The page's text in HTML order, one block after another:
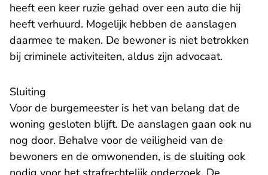
heeft een keer ruzie gehad over een auto die hij
heeft verhuurd. Mogelijk hebben de aanslagen
daarmee te maken. De bewoner is niet betrokken
bij criminele activiteiten, aldus zijn advocaat.
Sluiting
Voor de burgemeester is het van belang dat de
woning gesloten blijft. De aanslagen gaan ook nu
nog door. Behalve voor de veiligheid van de
bewoners en de omwonenden, is de sluiting ook